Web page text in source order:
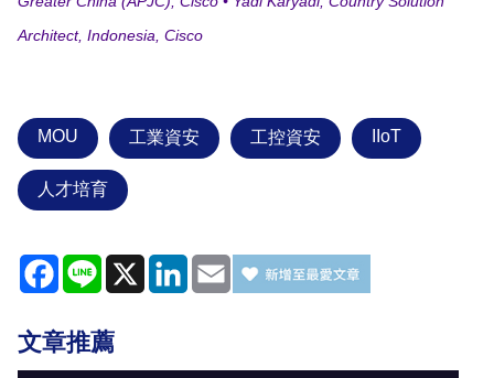
Architect, Indonesia, Cisco
MOU 工業資安 工控資安 IIoT
人才培育
Facebook
Line X LinkedIn
Email
文章推薦